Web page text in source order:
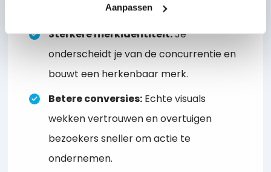
Aanpassen
Sterkere merkidentiteit:Je
onderscheidt je van de concurrentie en
bouwt een herkenbaar merk.
Betere conversies: Echte visuals
wekken vertrouwen en overtuigen
bezoekers sneller om actie te
ondernemen.